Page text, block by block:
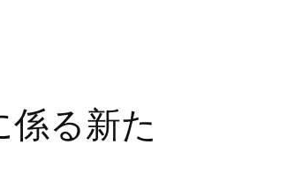
係る新た